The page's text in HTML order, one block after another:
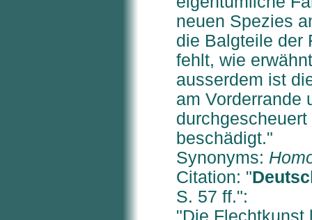
neuen Spezies
die Balgteile der
fehlt, wie
ausserdem ist
am Vorderrande
beschädigt."
Synonyms:
Citation: "
S. 57 ff.":
"Die Flechtkunst